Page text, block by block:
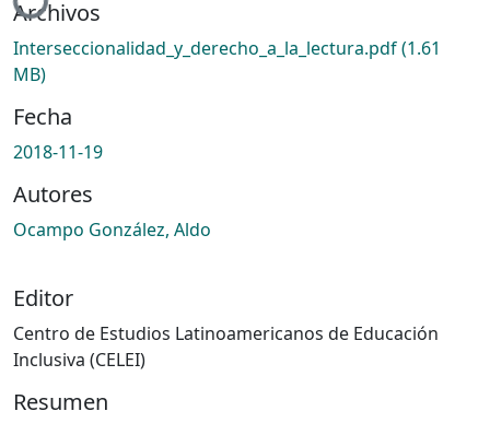
Archivos
Interseccionalidad_y_derecho_a_la_lectura.pdf(1.61
MB)
Fecha
2018-11-19
Autores
Ocampo González, Aldo
Editor
Centro de Estudios Latinoamericanos de Educación
Inclusiva (CELEI)
Resumen